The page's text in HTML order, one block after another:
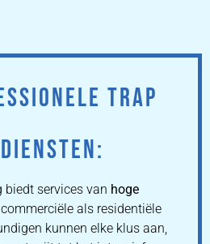
TRAP
services van hoge
als residentiële
kunnen elke klus aan,